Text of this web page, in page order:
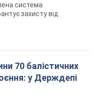
система
захисту від
70 балістичних
у Держдепі